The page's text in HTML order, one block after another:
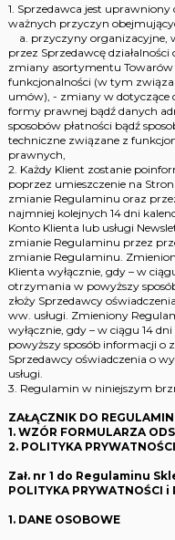
1. Sprzedawca jest
ważnych przyczyn
a. przyczyny organizacyjne,
przez Sprzedawcę
zmiany asortymentu
funkcjonalności (w tym
umów), - zmiany w dotyczące
formy prawnej bądź danych
sposobów płatności bądź
techniczne związane z
prawnych,
2. Każdy Klient zostanie
poprzez umieszczenie na
zmianie Regulaminu oraz
najmniej kolejnych 14 dni
Konto Klienta lub usługi
zmianie Regulaminu przez
zmianie Regulaminu.
Klienta wyłącznie, gdy – w
otrzymania w powyższy
złoży Sprzedawcy
ww. usługi. Zmieniony
wyłącznie, gdy – w ciągu 14
powyższy sposób informacji o
Sprzedawcy oświadczenia o
usługi.
3. Regulamin w niniejszym
ZAŁĄCZNIK DO
1. WZÓR FORMULARZA
2. POLITYKA
Zał. nr 1 do Regulaminu
POLITYKA PRYWATNOŚCI i
1. DANE OSOBOWE